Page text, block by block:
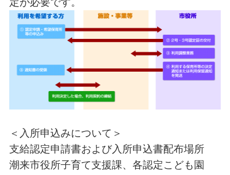
＜入所申込みについて＞
支給認定申請書および入所申込書配布場所
潮来市役所子育て支援課、各認定こども園